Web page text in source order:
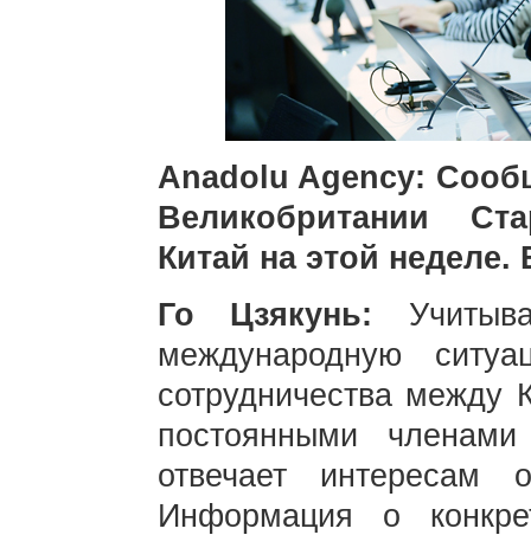
Anadolu Agency:
Великобритании
Китай на этой
Го Цзякунь:
международную
сотрудничества между
постоянными
отвечает
Информация о